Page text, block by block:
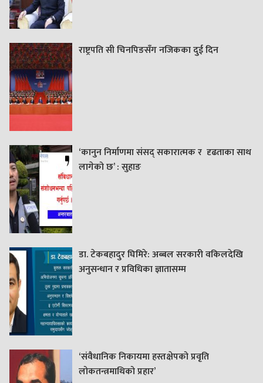
राष्ट्रपति सी चिनपिङसँग नजिकका दुई दिन
‘कानुन निर्माणमा संसद् सकारात्मक र दृढताका साथ
लागेको छ’ : सुहाङ
डा. टेकबहादुर घिमिरे: अब्बल सरकारी वकिलदेखि
अनुसन्धान र प्रविधिका ज्ञातासम्म
‘संवैधानिक निकायमा हस्तक्षेपको प्रवृति
लोकतन्त्रमाथिको प्रहार’